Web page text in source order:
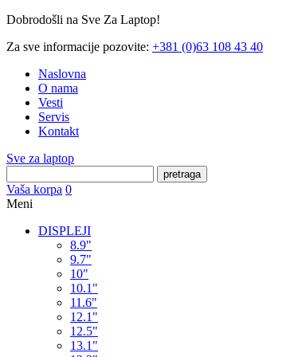
Dobrodošli na Sve Za Laptop!
Za sve informacije pozovite: +381 (0)63 108 43 40
Naslovna
O nama
Vesti
Servis
Kontakt
Sve za laptop
pretraga
Vaša korpa 0
Meni
DISPLEJI
8.9"
9.7"
10"
10.1"
11.6"
12.1"
12.5"
13.1"